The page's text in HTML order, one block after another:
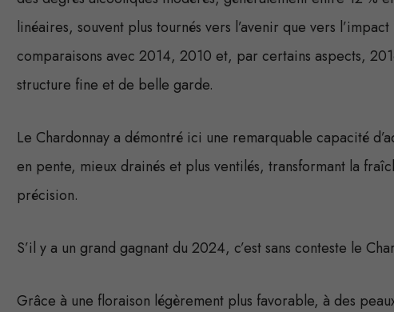
linéaires, souvent plus tournés vers l’avenir que vers
comparaisons avec 2014, 2010 et, par certains aspects,
structure fine et de belle garde.
Le Chardonnay a démontré ici une remarquable capacité
en pente, mieux drainés et plus ventilés, transformant la
précision.
S’il y a un grand gagnant du 2024, c’est sans conteste le
Grâce à une floraison légèrement plus favorable, à des